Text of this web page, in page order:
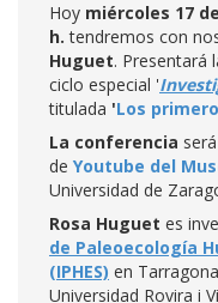
Hoy miércoles 17
h.tendremos con
Huguet. Presentará
ciclo especial '
titulada 'Los
La conferencia
de Youtube del
Universidad de
Rosa Huguet es
de Paleoecología
(IPHES) en
Universidad Rovira i